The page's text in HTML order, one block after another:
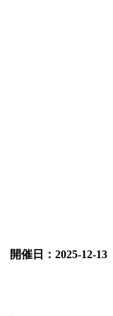
開催日：2025-12-13